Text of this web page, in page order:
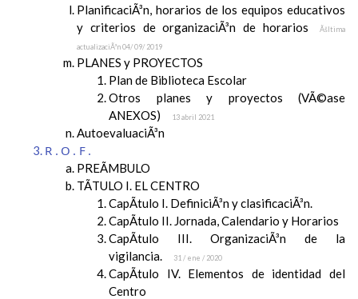
PlanificaciÃ³n, horarios de los equipos educativos
y criterios de organizaciÃ³n de horarios
Ãšltima
actualizaciÃ³n 04/ 09/ 2019
PLANES y PROYECTOS
Plan de Biblioteca Escolar
Otros planes y proyectos (VÃ©ase
ANEXOS)
13 abril 2021
AutoevaluaciÃ³n
R.O.F.
PREÃMBULO
TÃTULO I. EL CENTRO
CapÃ­tulo I. DefiniciÃ³n y clasificaciÃ³n.
CapÃ­tulo II. Jornada, Calendario y Horarios
CapÃ­tulo III. OrganizaciÃ³n de la
vigilancia.
31 / ene / 2020
CapÃ­tulo IV. Elementos de identidad del
Centro